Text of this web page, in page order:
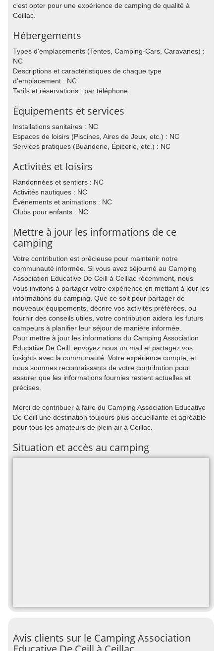
c'est opter pour une expérience de camping de qualité à
Ceillac.
Hébergements
Types d'emplacements (Tentes, Camping-Cars, Caravanes) :
NC
Descriptions et caractéristiques de chaque type
d'emplacement : NC
Tarifs et réservations : par téléphone
Équipements et services
Installations sanitaires : NC
Espaces de loisirs (Piscines, Aires de Jeux, etc.) : NC
Services pratiques (Buanderie, Épicerie, etc.) : NC
Activités et loisirs
Randonnées et sentiers : NC
Activités nautiques : NC
Événements et animations : NC
Clubs pour enfants : NC
Mettre à jour les informations de ce
camping
Votre contribution est précieuse pour maintenir notre
communauté informée. Si vous avez séjourné au Camping
Association Educative De Ceill à Ceillac récemment, nous
vous invitons à partager votre expérience en mettant à jour les
informations du camping. Que ce soit pour partager de
nouveaux équipements, décrire vos activités préférées, ou
fournir des conseils utiles, votre contribution aidera les futurs
campeurs à planifier leur séjour de manière informée.
Pour mettre à jour les informations du Camping Association
Educative De Ceill, envoyez nous un mail et partagez vos
insights avec la communauté. Votre expérience compte, et
nous sommes reconnaissants de votre contribution pour
assurer que les informations fournies restent actuelles et
précises.
Merci de contribuer à faire du Camping Association Educative
De Ceill une destination toujours plus accueillante et agréable
pour tous les amateurs de plein air à Ceillac.
Situation et accès au camping
Avis clients sur le Camping Association